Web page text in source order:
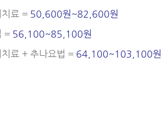
료 = 50,600원~82,600원
= 56,100~85,100원
료 + 추나요법 = 64,100~103,100원